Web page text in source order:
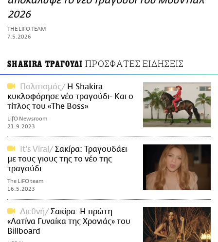
ΑΜΠΑ
PRINT
2026
THE LIFO TEAM
7.5.2026
SHAKIRA ΤΡΑΓΟΥΔΙ ΠΡΟΣΦΑΤΕΣ ΕΙΔΗΣΕΙΣ
Πολιτισμός
Η Shakira
κυκλοφόρησε νέο τραγούδι- Και ο
τίτλος του «The Boss»
LifO Newsroom
21.9.2023
It's Viral
Σακίρα: Τραγουδάει
με τους γιους της το νέο της
τραγούδι
The LiFO team
16.5.2023
Διεθνή
Σακίρα: Η πρώτη
«Λατίνα Γυναίκα της Χρονιάς» του
Billboard